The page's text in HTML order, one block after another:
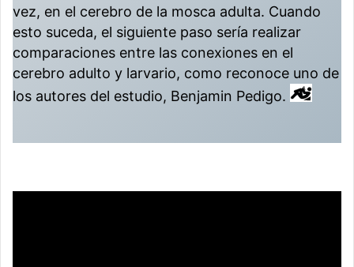
vez, en el cerebro de la mosca adulta. Cuando
esto suceda, el siguiente paso sería realizar
comparaciones entre las conexiones en el
cerebro adulto y larvario, como reconoce uno de
los autores del estudio, Benjamin Pedigo.